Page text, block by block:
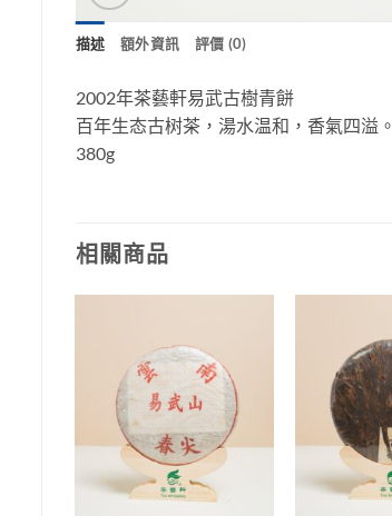
描述 額外資訊 評價 (0)
2002年茶藝軒易武古樹青餅
百年生态古树茶，湯水温和，香氣四溢。
380g
相關商品
Add to
wishlist